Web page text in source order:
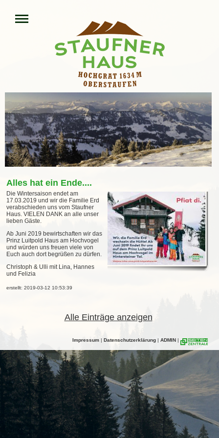
Alles hat ein Ende....
Die Wintersaison endet am
17.03.2019 und wir die Familie Erd
verabschieden uns vom Staufner
Haus. VIELEN DANK an alle unser
lieben Gäste.
Ab Juni 2019 bewirtschaften wir das
Prinz Luitpold Haus am Hochvogel
und würden uns freuen viele von
Euch auch dort begrüßen zu dürfen.
Christoph & Ulli mit Lina, Hannes
und Felizia
erstellt: 2019-03-12 10:53:39
Alle Einträge anzeigen
Impressum | Datenschutzerklärung | ADMIN |